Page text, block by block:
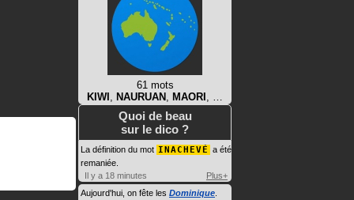
61 mots
KIWI , NAURUAN , MAORI , …
Quoi de beau
sur le dico ?
La définition du mot INACHEVÉ a été
remaniée.
Il y a 18 minutes
Plus+
Aujourd'hui, on fête les Dominique